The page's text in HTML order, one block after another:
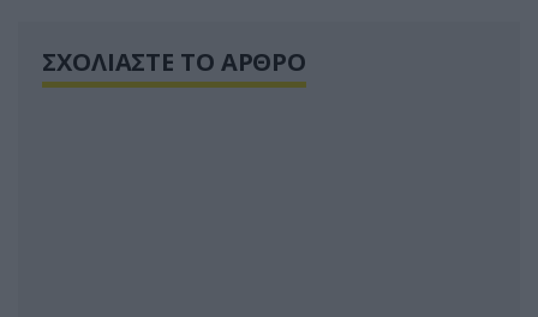
ΣΧΟΛΙΑΣΤΕ ΤΟ ΑΡΘΡΟ